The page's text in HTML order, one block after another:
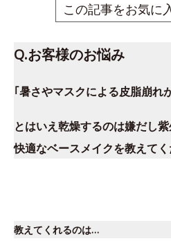
この記事をお気に
Q.お客様のお悩み
｢暑さやマスクによる皮脂崩れ
とはいえ乾燥するのは嫌だし紫
快適なベースメイクを教えてく
教えてくれるのは…